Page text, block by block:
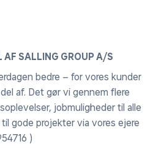
AF SALLING GROUP A/S
bedre – for vores kunder
af. Det gør vi gennem flere
jobmuligheder til alle
gode projekter via vores ejere
)